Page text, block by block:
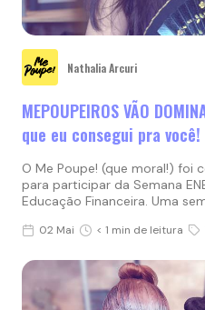
Nathalia Arcuri
MEPOUPEIROS VÃO
que eu consegui pra você!
O Me Poupe! (que moral!) foi
para participar da Semana
Educação Financeira. Uma
02 Mai < 1 min de leitura